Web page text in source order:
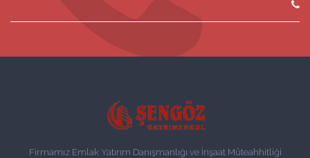
Firmamız Emlak Yatırım Danışmanlığı ve İnşaat Müteahhitliği